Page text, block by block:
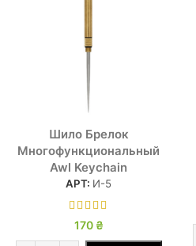
Шило Брелок
Многофункциональный
Awl Keychain
АРТ: И-5
170 ₴